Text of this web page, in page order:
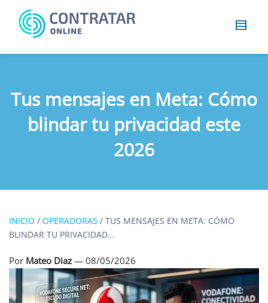
Busca
Tus mensajes en Meta: Cómo
blindar tu privacidad este
2026
INICIO / OPERADORAS / TUS MENSAJES EN META: CÓMO
BLINDAR TU PRIVACIDAD…
Por Mateo Diaz — 08/05/2026